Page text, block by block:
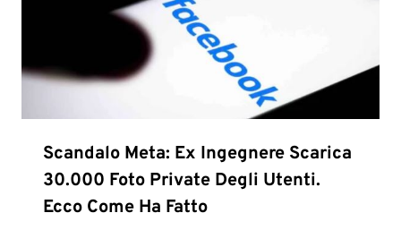
Scandalo Meta: Ex Ingegnere Scarica
30.000 Foto Private Degli Utenti.
Ecco Come Ha Fatto